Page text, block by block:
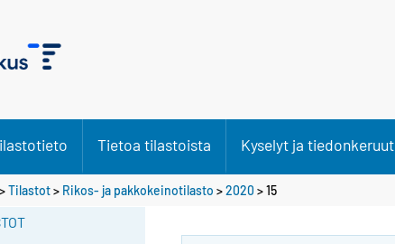
Tietoa tilastoista Kyselyt ja tiedonkeruut
>Tilastot> Rikos- ja pakkokeinotilasto >2020 >15